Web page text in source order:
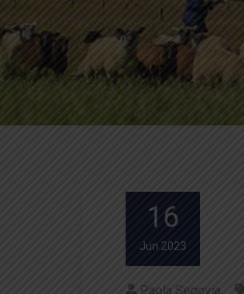
16
Jun 2023
Paola Segovia